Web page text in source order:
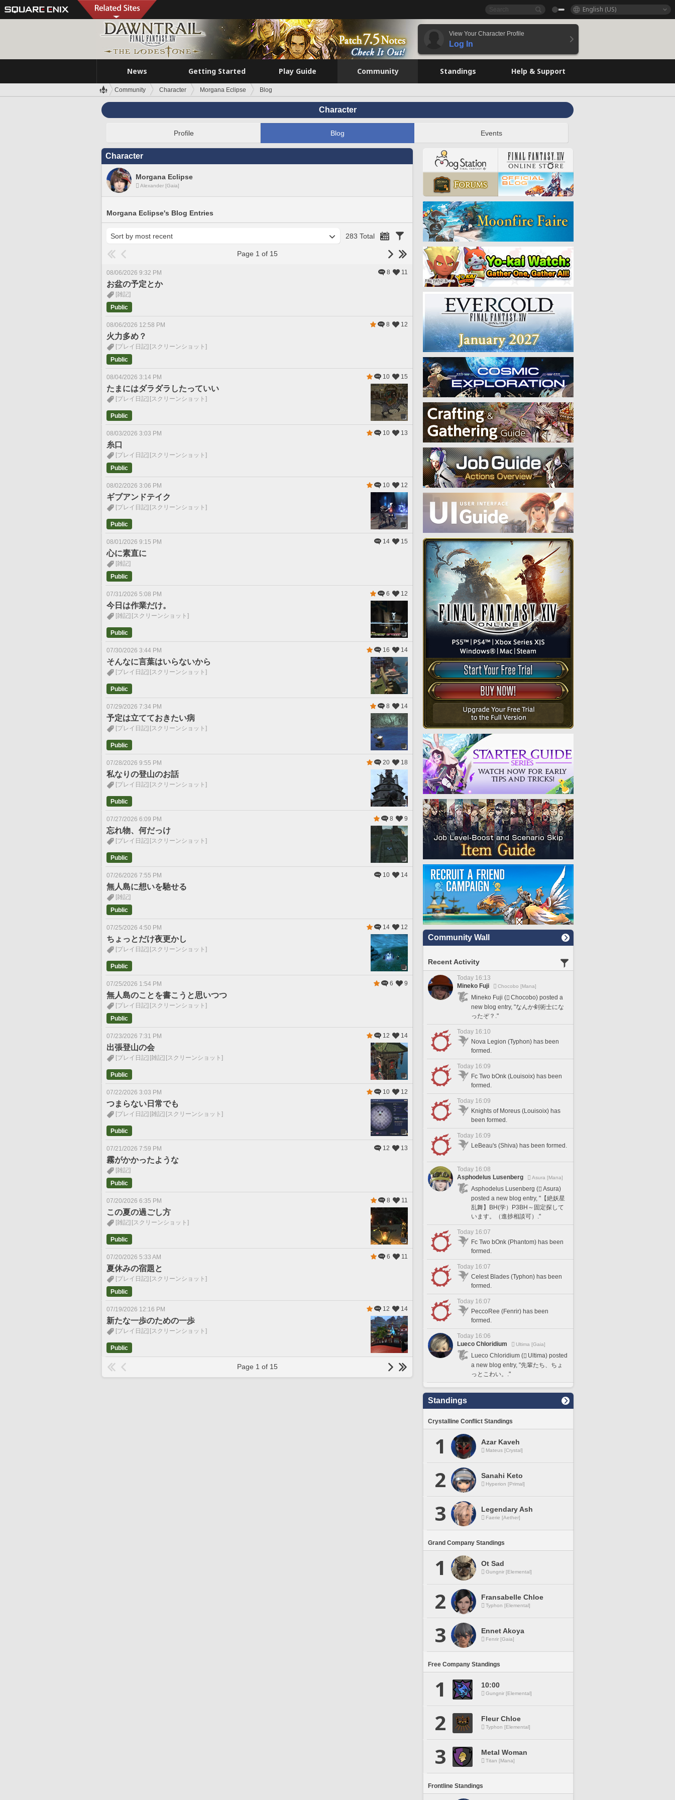
English (US)
View Your Character Profile
Log In
News Getting Started Play Guide Community Standings Help & Support
Community Character Morgana Eclipse Blog
Character
Profile Blog Events
Character
Morgana Eclipse
Alexander [Gaia]
Morgana Eclipse's Blog Entries
283 Total
Page 1 of 15
08/06/2026 9:32 PM 8 11
お盆の予定とか
[雑記]
Public
08/06/2026 12:58 PM 8 12
火力多め？
[プレイ日記] [スクリーンショット]
Public
08/04/2026 3:14 PM 10 15
たまにはダラダラしたっていい
[プレイ日記] [スクリーンショット]
Public
08/03/2026 3:03 PM 10 13
糸口
[プレイ日記] [スクリーンショット]
Public
08/02/2026 3:06 PM 10 12
ギブアンドテイク
[プレイ日記] [スクリーンショット]
Public
08/01/2026 9:15 PM 14 15
心に素直に
[雑記]
Public
07/31/2026 5:08 PM 6 12
今日は作業だけ。
[雑記] [スクリーンショット]
Public
07/30/2026 3:44 PM 16 14
そんなに言葉はいらないから
[プレイ日記] [スクリーンショット]
Public
07/29/2026 7:34 PM 8 14
予定は立てておきたい病
[プレイ日記] [スクリーンショット]
Public
07/28/2026 9:55 PM 20 18
私なりの登山のお話
[プレイ日記] [スクリーンショット]
Public
07/27/2026 6:09 PM 8 9
忘れ物、何だっけ
[プレイ日記] [スクリーンショット]
Public
07/26/2026 7:55 PM 10 14
無人島に想いを馳せる
[雑記]
Public
07/25/2026 4:50 PM 14 12
ちょっとだけ夜更かし
[プレイ日記] [スクリーンショット]
Public
07/25/2026 1:54 PM 6 9
無人島のことを書こうと思いつつ
[プレイ日記] [スクリーンショット]
Public
07/23/2026 7:31 PM 12 14
出張登山の会
[プレイ日記] [雑記] [スクリーンショット]
Public
07/22/2026 3:03 PM 10 12
つまらない日常でも
[プレイ日記] [雑記] [スクリーンショット]
Public
07/21/2026 7:59 PM 12 13
霧がかかったような
[雑記]
Public
07/20/2026 6:35 PM 8 11
この夏の過ごし方
[雑記] [スクリーンショット]
Public
07/20/2026 5:33 AM 6 11
夏休みの宿題と
[プレイ日記] [スクリーンショット]
Public
07/19/2026 12:16 PM 12 14
新たな一歩のための一歩
[プレイ日記] [スクリーンショット]
Public
Page 1 of 15
Community Wall
Recent Activity
Today 16:13
Mineko Fuji
Chocobo [Mana]
Mineko Fuji (
Chocobo) posted a
new blog entry, "なんか剣術士にな
ったぞ？."
Today 16:10
Nova Legion (Typhon) has been
formed.
Today 16:09
Fc Two bOnk (Louisoix) has been
formed.
Today 16:09
Knights of Moreus (Louisoix) has
been formed.
Today 16:09
LeBeau's (Shiva) has been formed.
Today 16:08
Asphodelus Lusenberg
Asura [Mana]
Asphodelus Lusenberg (
Asura)
posted a new blog entry, "【絶妖星
乱舞】BH(学）P3BH～固定探して
います。（進捗相談可）."
Today 16:07
Fc Two bOnk (Phantom) has been
formed.
Today 16:07
Celest Blades (Typhon) has been
formed.
Today 16:07
PeccoRee (Fenrir) has been
formed.
Today 16:06
Lueco Chloridium
Ultima [Gaia]
Lueco Chloridium (
Ultima) posted
a new blog entry, "先輩たち、ちょ
っとこわい。."
Standings
Crystalline Conflict Standings
1 Azar Kaveh
Mateus [Crystal]
2 Sanahi Keto
Hyperion [Primal]
3 Legendary Ash
Faerie [Aether]
Grand Company Standings
1 Ot Sad
Gungnir [Elemental]
2 Fransabelle Chloe
Typhon [Elemental]
3 Ennet Akoya
Fenrir [Gaia]
Free Company Standings
1 10:00
Gungnir [Elemental]
2 Fleur Chloe
Typhon [Elemental]
3 Metal Woman
Titan [Mana]
Frontline Standings